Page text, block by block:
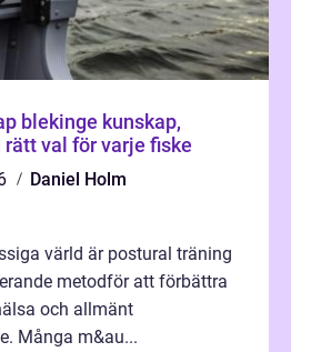
kunskap,
val för varje fiske
Daniel Holm
värld är postural träning
metodför att förbättra
och allmänt
Många m&au...